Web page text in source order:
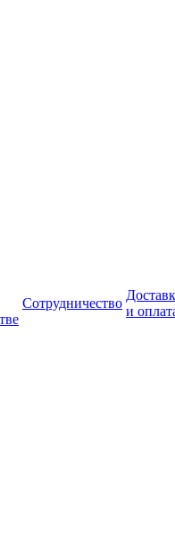
Сотрудничество
и